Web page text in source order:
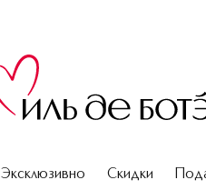
Эксклюзивно Скидки